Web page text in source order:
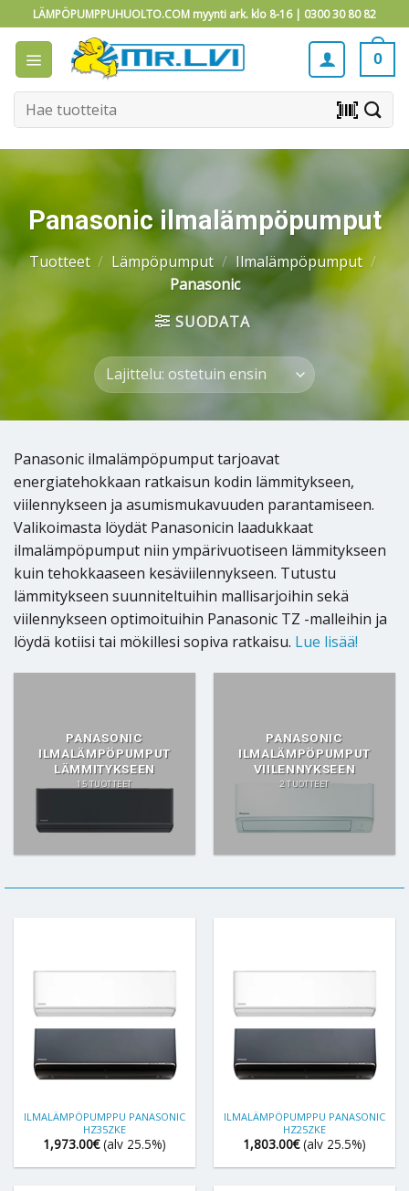
to
content
LÄMPÖPUMPPUHUOLTO.COM myynti ark. klo 8-16 | 0300 30 80 82
0
Etsi: barcode_scanner
Panasonic ilmalämpöpumput
Tuotteet / Lämpöpumput / Ilmalämpöpumput /
Panasonic
SUODATA
Panasonic ilmalämpöpumput tarjoavat
energiatehokkaan ratkaisun kodin lämmitykseen,
viilennykseen ja asumismukavuuden parantamiseen.
Valikoimasta löydät Panasonicin laadukkaat
ilmalämpöpumput niin ympärivuotiseen lämmitykseen
kuin tehokkaaseen kesäviilennykseen. Tutustu
lämmitykseen suunniteltuihin mallisarjoihin sekä
viilennykseen optimoituihin Panasonic TZ -malleihin ja
löydä kotiisi tai mökillesi sopiva ratkaisu. Lue lisää!
PANASONIC
ILMALÄMPÖPUMPUT
LÄMMITYKSEEN
15 TUOTTEET
PANASONIC
ILMALÄMPÖPUMPUT
VIILENNYKSEEN
2 TUOTTEET
ILMALÄMPÖPUMPPU PANASONIC
HZ35ZKE
1,973.00€ (alv 25.5%)
ILMALÄMPÖPUMPPU PANASONIC
HZ25ZKE
1,803.00€ (alv 25.5%)